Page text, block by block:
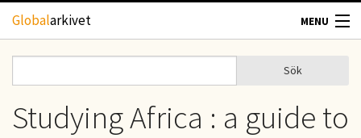
Hoppa till huvudinnehåll
Globalarkivet MENU
TIDSKRIFTER
GEOGRAFI
Sökformulär
Sök
Studying Africa : a guide to